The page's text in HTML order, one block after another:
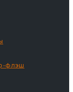
флэш